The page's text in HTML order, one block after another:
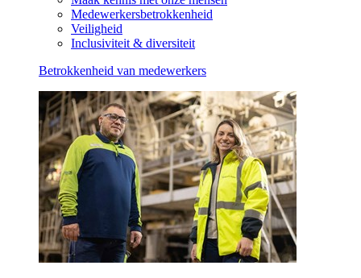
Medewerkersbetrokkenheid
Veiligheid
Inclusiviteit & diversiteit
Betrokkenheid van medewerkers